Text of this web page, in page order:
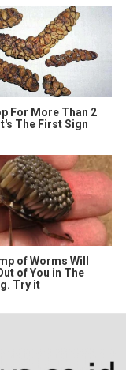
For More Than 2
The First Sign
of Worms Will
of You in The
Try it